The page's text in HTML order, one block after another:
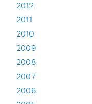
2012
2011
2010
2009
2008
2007
2006